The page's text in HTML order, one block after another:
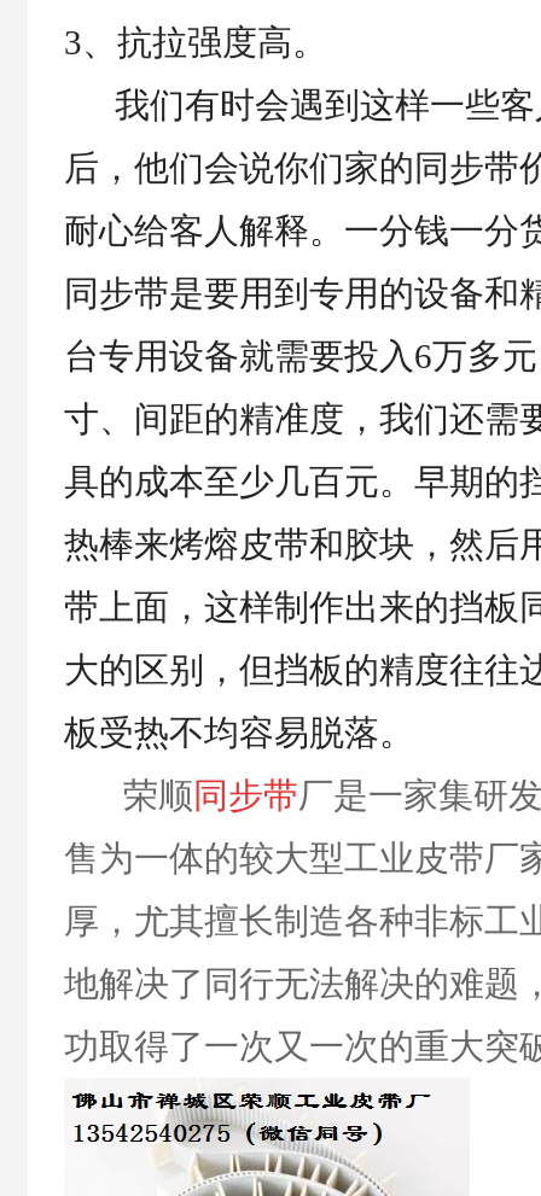
3、抗拉强度高。
我们有时会遇到这样一些客
后，他们会说你们家的同步带
耐心给客人解释。一分钱一分
同步带是要用到专用的设备和
台专用设备就需要投入6万多
寸、间距的精准度，我们还需
具的成本至少几百元。早期的
热棒来烤熔皮带和胶块，然后
带上面，这样制作出来的挡板
大的区别，但挡板的精度往往
板受热不均容易脱落。
荣顺同步带厂是一家集研
售为一体的较大型工业皮带厂
厚，尤其擅长制造各种非标工
地解决了同行无法解决的难题
功取得了一次又一次的重大突